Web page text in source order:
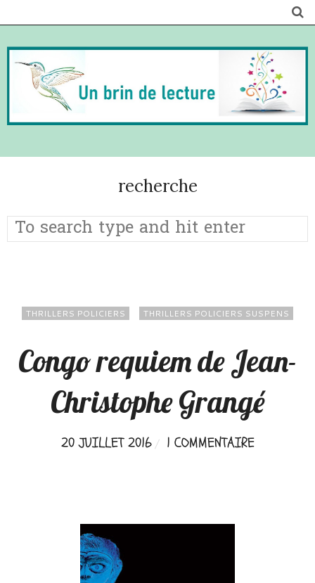
recherche
THRILLERS POLICIERS THRILLERS POLICIERS SUSPENS
Congo requiem de Jean-
Christophe Grangé
20 JUILLET 2016 1 COMMENTAIRE